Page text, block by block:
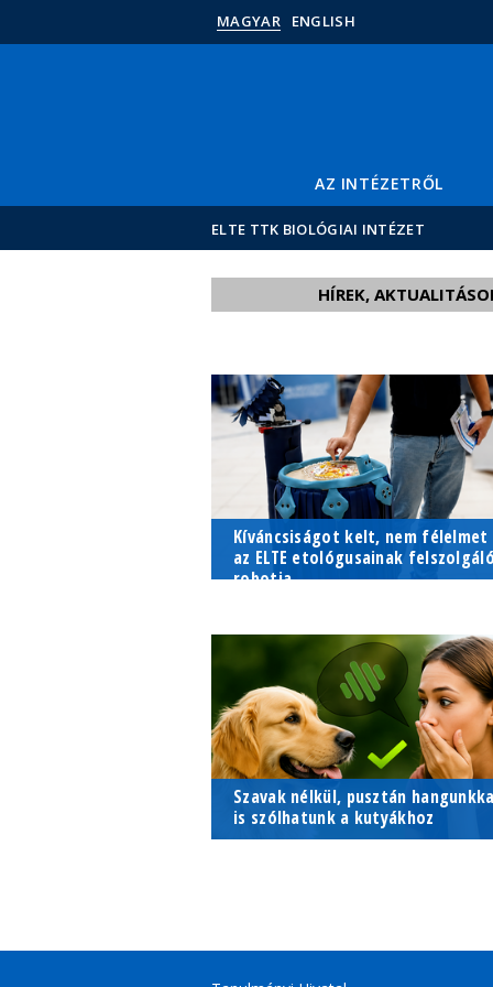
MAGYAR ENGLISH
AZ INTÉZETRŐL
ELTE TTK BIOLÓGIAI INTÉZET
HÍREK,
Kíváncsiságot kelt, nem félelmet
az ELTE etológusainak felszolgáló
robotja
ellenállni a kíváncsiságnak.
Szavak nélkül, pusztán
is szólhatunk a kutyákhoz